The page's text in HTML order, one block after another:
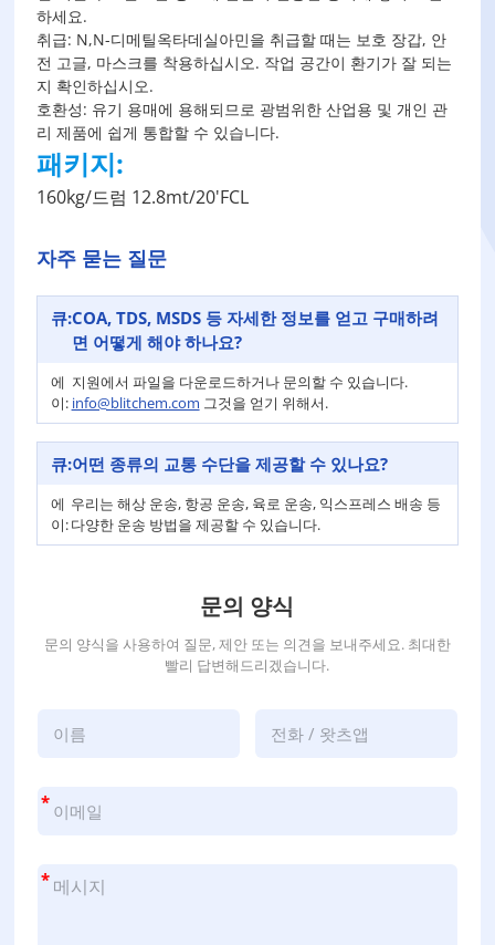
하세요.
취급: N,N-디메틸옥타데실아민을 취급할 때는 보호 장갑, 안
전 고글, 마스크를 착용하십시오. 작업 공간이 환기가 잘 되는
지 확인하십시오.
호환성: 유기 용매에 용해되므로 광범위한 산업용 및 개인 관
리 제품에 쉽게 통합할 수 있습니다.
패키지:
160kg/드럼 12.8mt/20'FCL
자주 묻는 질문
큐:COA, TDS, MSDS 등 자세한 정보를 얻고 구매하려
면 어떻게 해야 하나요?
에
이:
지원에서 파일을 다운로드하거나 문의할 수 있습니다.
info@blitchem.com 그것을 얻기 위해서.
큐:어떤 종류의 교통 수단을 제공할 수 있나요?
에
이:
우리는 해상 운송, 항공 운송, 육로 운송, 익스프레스 배송 등
다양한 운송 방법을 제공할 수 있습니다.
문의 양식
문의 양식을 사용하여 질문, 제안 또는 의견을 보내주세요. 최대한
빨리 답변해드리겠습니다.
*
*